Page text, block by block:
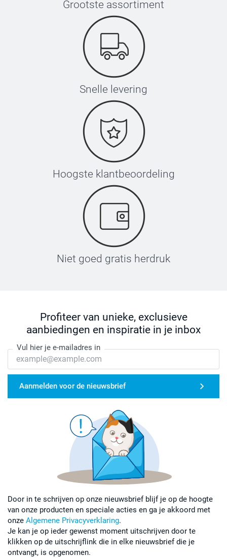
Grootste assortiment
Snelle levering
Hoogste klantbeoordeling
Niet goed gratis herdruk
Profiteer van unieke, exclusieve
aanbiedingen en inspiratie in je inbox
Vul hier je e-mailadres in
Aanmelden voor de nieuwsbrief
Door in te schrijven op onze nieuwsbrief blijf je op de hoogte
van onze producten en speciale acties en ga je akkoord met
onze Algemene Privacyverklaring.
Je kan je op ieder gewenst moment uitschrijven door te
klikken op de uitschrijflink die in elke nieuwsbrief die je
ontvangt, is opgenomen.